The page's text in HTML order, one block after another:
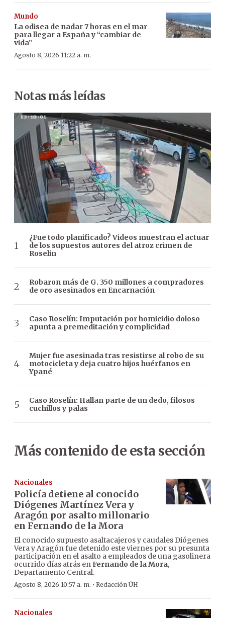
Mundo
La odisea de nadar 7 horas en el mar
para llegar a España y “cambiar de
vida”
Agosto 8, 2026 11:22 a. m.
Notas más leídas
¿Fue todo planificado? Videos muestran el actuar
de los supuestos autores del atroz crimen de
Roselin
Robaron más de G. 350 millones a compradores
de oro asesinados en Encarnación
Caso Roselín: Imputación por homicidio doloso
apunta a premeditación y complicidad
Mujer fue asesinada tras resistirse al robo de su
motocicleta y deja cuatro hijos huérfanos en
Ypané
Caso Roselín: Hallan parte de un dedo, filosos
cuchillos y palas
Más contenido de esta sección
Nacionales
Policía detiene al conocido
Diógenes Martínez Vera y
Aragón por asalto millonario
en Fernando de la Mora
El conocido supuesto asaltacajeros y caudales Diógenes
Vera y Aragón fue detenido este viernes por su presunta
participación en el asalto a empleados de una gasolinera
ocurrido días atrás enFernando de la Mora,
Departamento Central.
Agosto 8, 2026 10:57 a. m. · Redacción ÚH
Nacionales